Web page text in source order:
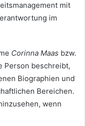
mit
im
Corinna Maas bzw.
Person beschreibt,
Biographien und
Bereichen.
wenn